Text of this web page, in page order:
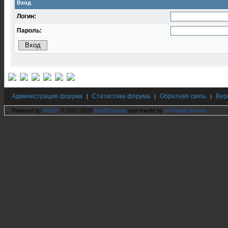
Вход
Логин:
Пароль:
Администрация форума | Статистика форума | Обратная связь |
Powered by MyBB , © 2001-2026 MyBB Group and rewrite by Hi Fidelity Forum